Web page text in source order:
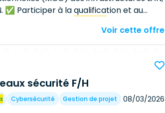
✅ Participer à la qualification et au
de remplacement de matériels, y
au vendredi). ✅ Collaborer avec
Voir cette offre
sécurité F/H
Cybersécurité Gestion de projet 08/03/2026